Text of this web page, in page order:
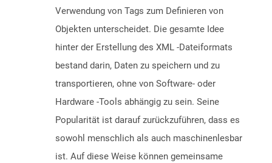
Verwendung von Tags zum Definieren von
Objekten unterscheidet. Die gesamte Idee
hinter der Erstellung des XML -Dateiformats
bestand darin, Daten zu speichern und zu
transportieren, ohne von Software- oder
Hardware -Tools abhängig zu sein. Seine
Popularität ist darauf zurückzuführen, dass es
sowohl menschlich als auch maschinenlesbar
ist. Auf diese Weise können gemeinsame